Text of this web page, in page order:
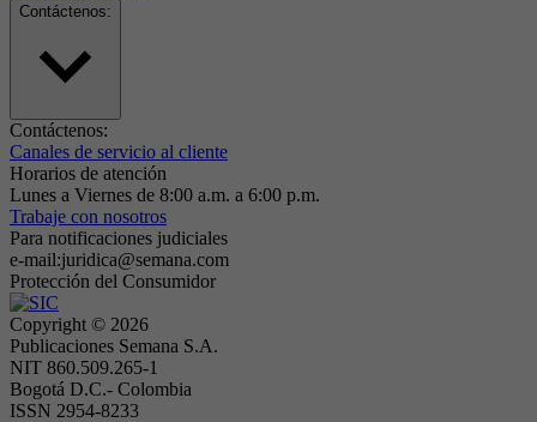
Contáctenos:
Contáctenos:
Canales de servicio al cliente
Horarios de atención
Lunes a Viernes de 8:00 a.m. a 6:00 p.m.
Trabaje con nosotros
Para notificaciones judiciales
e-mail:juridica@semana.com
Protección del Consumidor
Copyright © 2026
Publicaciones Semana S.A.
NIT 860.509.265-1
Bogotá D.C.- Colombia
ISSN 2954-8233